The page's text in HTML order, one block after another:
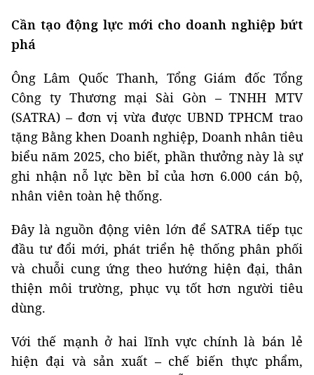
Cần tạo động lực mới cho doanh nghiệp bứt
phá
Ông Lâm Quốc Thanh, Tổng Giám đốc Tổng
Công ty Thương mại Sài Gòn – TNHH MTV
(SATRA) – đơn vị vừa được UBND TPHCM trao
tặng Bằng khen Doanh nghiệp, Doanh nhân tiêu
biểu năm 2025, cho biết, phần thưởng này là sự
ghi nhận nỗ lực bền bỉ của hơn 6.000 cán bộ,
nhân viên toàn hệ thống.
Đây là nguồn động viên lớn để SATRA tiếp tục
đầu tư đổi mới, phát triển hệ thống phân phối
và chuỗi cung ứng theo hướng hiện đại, thân
thiện môi trường, phục vụ tốt hơn người tiêu
dùng.
Với thế mạnh ở hai lĩnh vực chính là bán lẻ
hiện đại và sản xuất – chế biến thực phẩm,